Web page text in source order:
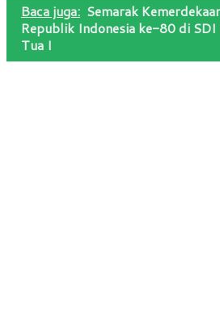
Baca juga: Semarak
Republik Indonesia ke-80 di SDI
Tua I